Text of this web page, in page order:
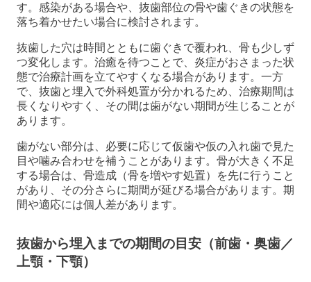
す。感染がある場合や、抜歯部位の骨や歯ぐきの状態を
落ち着かせたい場合に検討されます。
抜歯した穴は時間とともに歯ぐきで覆われ、骨も少しず
つ変化します。治癒を待つことで、炎症がおさまった状
態で治療計画を立てやすくなる場合があります。一方
で、抜歯と埋入で外科処置が分かれるため、治療期間は
長くなりやすく、その間は歯がない期間が生じることが
あります。
歯がない部分は、必要に応じて仮歯や仮の入れ歯で見た
目や噛み合わせを補うことがあります。骨が大きく不足
する場合は、骨造成（骨を増やす処置）を先に行うこと
があり、その分さらに期間が延びる場合があります。期
間や適応には個人差があります。
抜歯から埋入までの期間の目安（前歯・奥歯／
上顎・下顎）